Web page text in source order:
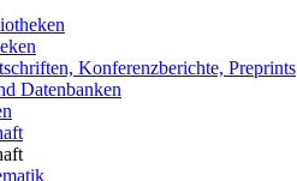
Konferenzberichte, Preprints
Datenbanken